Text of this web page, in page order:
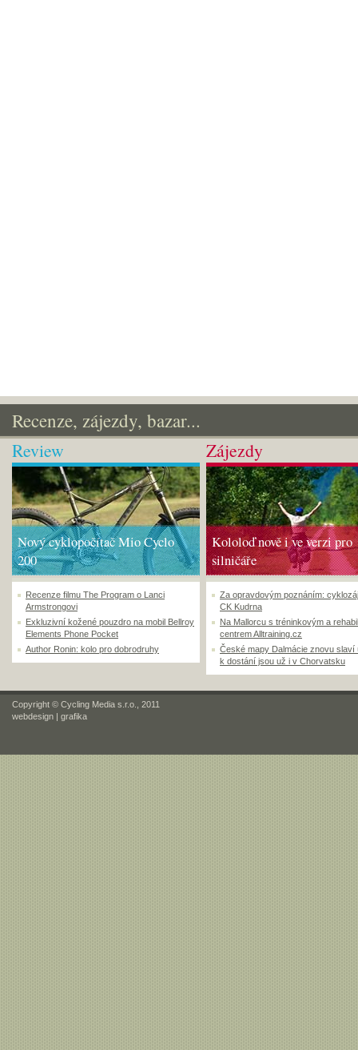
Recenze, zájezdy, bazar...
Review
Nový cyklopočítač Mio Cyclo
200
Recenze filmu The Program o Lanci
Armstrongovi
Exkluzivní kožené pouzdro na mobil Bellroy
Elements Phone Pocket
Author Ronin: kolo pro dobrodruhy
Zájezdy
Kololoď nově i ve verzi pro
silničáře
Za opravdovým poznáním:
CK Kudrna
Na Mallorcu s tréninkovým a
centrem Alltraining.cz
České mapy Dalmácie znovu slaví
k dostání jsou už i v Chorvatsku
Copyright © Cycling Media s.r.o., 2011
webdesign | grafika